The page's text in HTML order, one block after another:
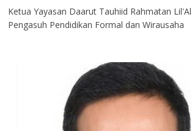
Ketua Yayasan Daarut Tauhiid Rahmatan
Pengasuh Pendidikan Formal dan Wirausaha